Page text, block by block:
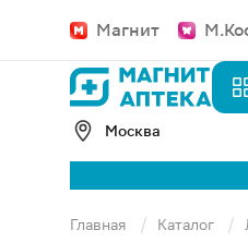
Магнит
Москва
Главная Каталог